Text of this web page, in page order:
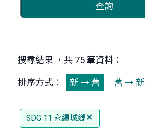
查詢
搜尋結果 ，共 75 筆資料：
排序方式： 新 → 舊 舊 → 新
SDG 11 永續城鄉